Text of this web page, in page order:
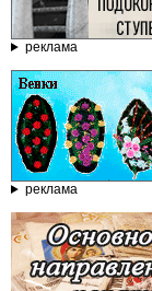
реклама
реклама